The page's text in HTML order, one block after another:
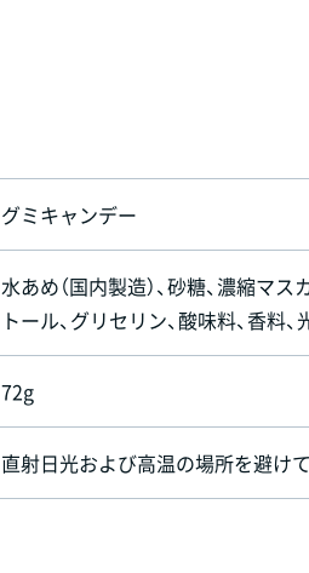
グミキャンデー
水あめ（国内製造）、砂糖、濃縮マ
トール、グリセリン、酸味料、香料
72g
直射日光および高温の場所を避け